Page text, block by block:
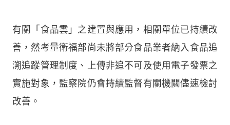
有關「食品雲」之建置與應用，相關單位已持續改
善，然考量衛福部尚未將部分食品業者納入食品追
溯追蹤管理制度、上傳非追不可及使用電子發票之
實施對象，監察院仍會持續監督有關機關儘速檢討
改善。